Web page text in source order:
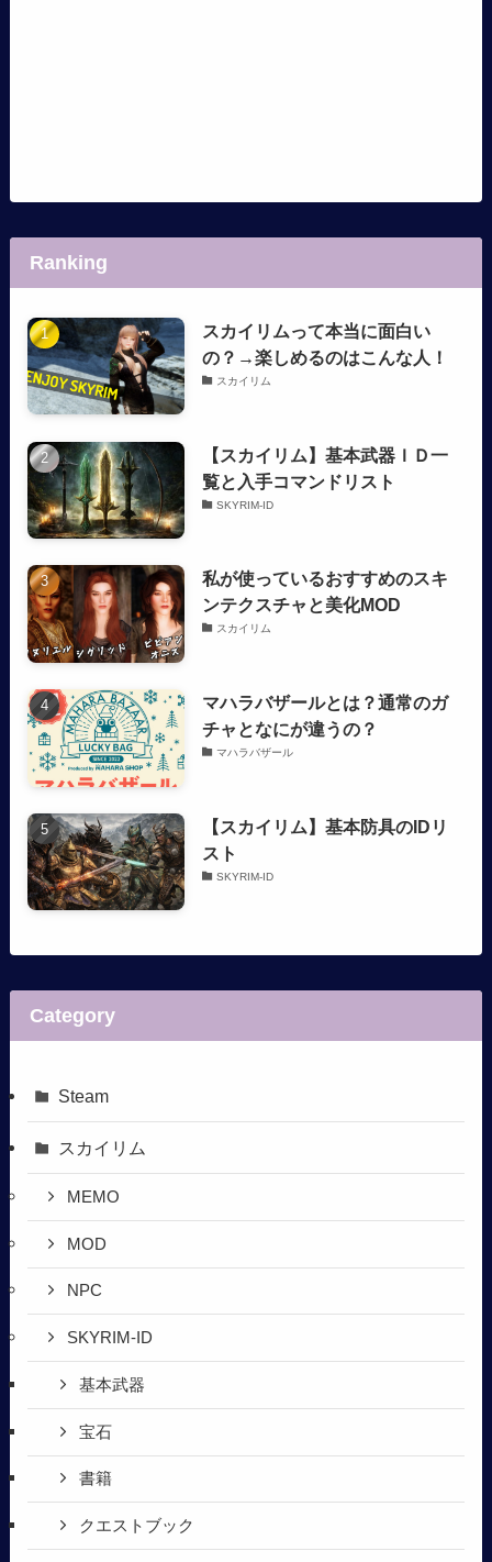
Ranking
スカイリムって本当に面白い
の？→楽しめるのはこんな人！
スカイリム
【スカイリム】基本武器ＩＤ一
覧と入手コマンドリスト
SKYRIM-ID
私が使っているおすすめのスキ
ンテクスチャと美化MOD
スカイリム
マハラバザールとは？通常のガ
チャとなにが違うの？
マハラバザール
【スカイリム】基本防具のIDリ
スト
SKYRIM-ID
Category
Steam
スカイリム
MEMO
MOD
NPC
SKYRIM-ID
基本武器
宝石
書籍
クエストブック